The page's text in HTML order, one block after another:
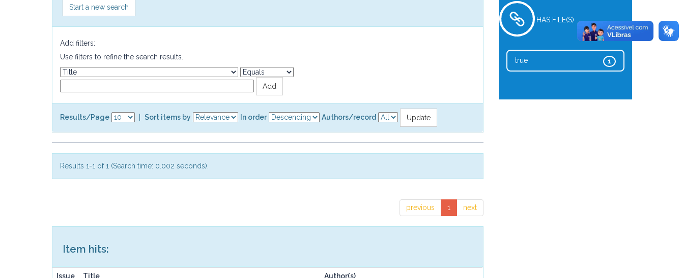
Start a new search
Add filters:
Use filters to refine the search results.
Results/Page Sort items by In order Authors/record
Results 1-1 of 1 (Search time: 0.002 seconds).
previous 1 next
Item hits:
Issue Title Author(s)
HAS FILE(S)
1
true